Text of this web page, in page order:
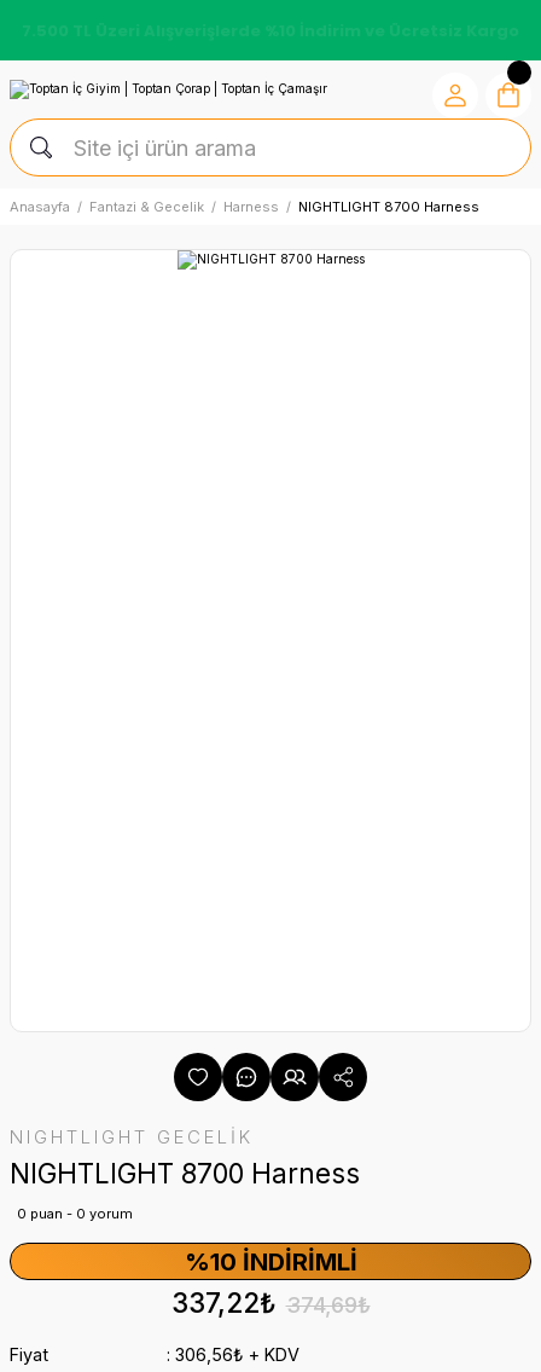
Anasayfa Fantazi & Gecelik Harness NIGHTLIGHT 8700 Harness
NIGHTLIGHT GECELİK
NIGHTLIGHT 8700 Harness
0 puan - 0 yorum
%10 İNDIRIMLI
337,22₺ 374,69₺
Fiyat
306,56₺ + KDV